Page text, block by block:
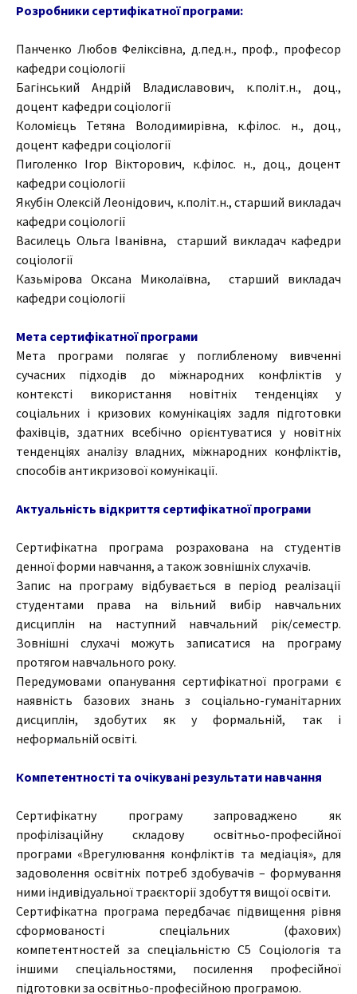
Розробники сертифікатної програми:
Панченко Любов Феліксівна, д.пед.н., проф., професор
кафедри соціології
Багінський Андрій Владиславович, к.політ.н., доц.,
доцент кафедри соціології
Коломієць Тетяна Володимирівна, к.філос. н., доц.,
доцент кафедри соціології
Пиголенко Ігор Вікторович, к.філос. н., доц., доцент
кафедри соціології
Якубін Олексій Леонідович, к.політ.н., старший викладач
кафедри соціології
Василець Ольга Іванівна, старший викладач кафедри
соціології
Казьмірова Оксана Миколаївна, старший викладач
кафедри соціології
Мета сертифікатної програми
Мета програми полягає у поглибленому вивченні
сучасних підходів до міжнародних конфліктів у
контексті використання новітніх тенденціях у
соціальних і кризових комунікаціях задля підготовки
фахівців, здатних всебічно орієнтуватися у новітніх
тенденціях аналізу владних, міжнародних конфліктів,
способів антикризової комунікації.
Актуальність відкриття сертифікатної програми
Сертифікатна програма розрахована на студентів
денної форми навчання, а також зовнішніх слухачів.
Запис на програму відбувається в період реалізації
студентами права на вільний вибір навчальних
дисциплін на наступний навчальний рік/семестр.
Зовнішні слухачі можуть записатися на програму
протягом навчального року.
Передумовами опанування сертифікатної програми є
наявність базових знань з соціально-гуманітарних
дисциплін, здобутих як у формальній, так і
неформальній освіті.
Компетентності та очікувані результати навчання
Сертифікатну програму запроваджено як
профілізаційну складову освітньо-професійної
програми «Врегулювання конфліктів та медіація», для
задоволення освітніх потреб здобувачів – формування
ними індивідуальної траєкторії здобуття вищої освіти.
Сертифікатна програма передбачає підвищення рівня
сформованості спеціальних (фахових)
компетентностей за спеціальністю C5 Соціологія та
іншими спеціальностями, посилення професійної
підготовки за освітньо-професійною програмою.